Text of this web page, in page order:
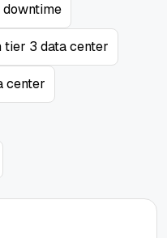
downtime
tier 3 data center
center